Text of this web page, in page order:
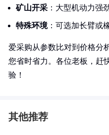
矿山开采 ：大型机动力强
特殊环境：可选加长臂或
爱采购从参数比对到价格分
您省时省力。各位老板，赶
验！
其他推荐